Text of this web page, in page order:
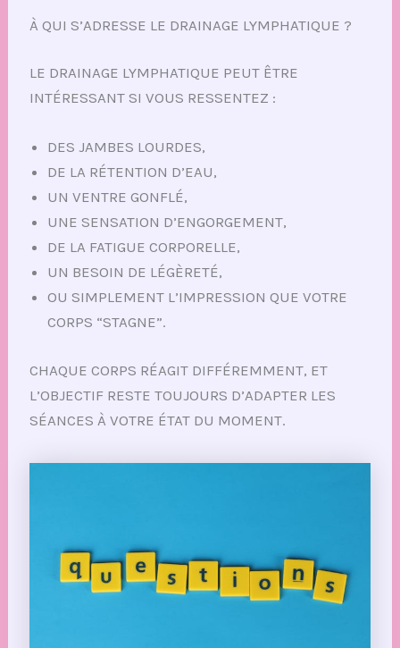
À QUI S’ADRESSE LE DRAINAGE LYMPHATIQUE ?
LE DRAINAGE LYMPHATIQUE PEUT ÊTRE
INTÉRESSANT SI VOUS RESSENTEZ :
DES JAMBES LOURDES,
DE LA RÉTENTION D’EAU,
UN VENTRE GONFLÉ,
UNE SENSATION D’ENGORGEMENT,
DE LA FATIGUE CORPORELLE,
UN BESOIN DE LÉGÈRETÉ,
OU SIMPLEMENT L’IMPRESSION QUE VOTRE
CORPS “STAGNE”.
CHAQUE CORPS RÉAGIT DIFFÉREMMENT, ET
L’OBJECTIF RESTE TOUJOURS D’ADAPTER LES
SÉANCES À VOTRE ÉTAT DU MOMENT.